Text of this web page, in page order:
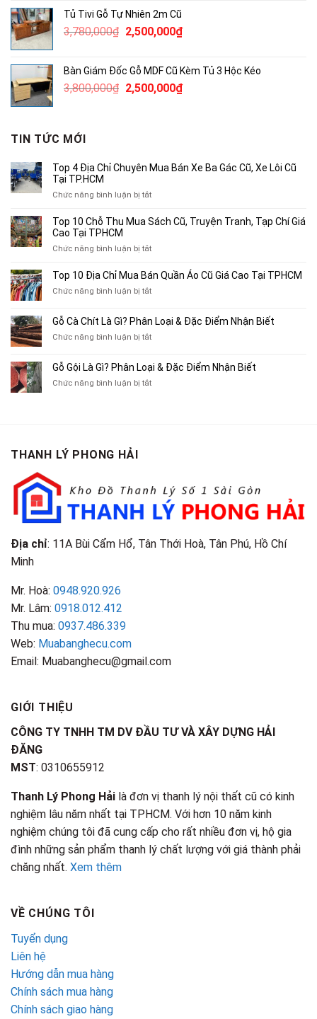
3,450,000₫.
2,000,000₫.
Tủ Tivi Gỗ Tự Nhiên 2m Cũ
3,780,000₫ Giá
3,780,000₫.
2,500,000₫Giá
là:
2,500,000₫.
Bàn Giám Đốc Gỗ MDF Cũ Kèm Tủ 3 Hộc Kéo
3,800,000₫ Giá
2,500,000₫Giá
TIN TỨC MỚI
Top 4 Địa Chỉ Chuyên Mua Bán Xe Ba Gác Cũ, Xe Lôi Cũ
Tại TP.HCM
Chức năng bình luận bị tắtở
4
Bán
Xe
Cũ,
Xe
Cũ
TP.HCM
Top 10 Chỗ Thu Mua Sách Cũ, Truyện Tranh, Tạp Chí Giá
Cao Tại TPHCM
Chức năng bình luận bị tắtở
10
Thu
Sách
Tạp
Chí
Top 10 Địa Chỉ Mua Bán Quần Áo Cũ Giá Cao Tại TPHCM
Chức năng bình luận bị tắtở
Địa
Chỉ
Bán
Áo
Gỗ Cà Chít Là Gì? Phân Loại & Đặc Điểm Nhận Biết
Chức năng bình luận bị tắtở
Chít
Là
Gỗ Gội Là Gì? Phân Loại & Đặc Điểm Nhận Biết
Chức năng bình luận bị tắtở
Điểm
Nhận
Biết
THANH LÝ PHONG HẢI
Địa chỉ: 11A Bùi Cẩm Hổ, Tân Thới Hoà, Tân Phú, Hồ Chí
Minh
Mr. Hoà: 0948.920.926
Mr. Lâm: 0918.012.412
Thu mua: 0937.486.339
Web: Muabanghecu.com
Email: Muabanghecu@gmail.com
GIỚI THIỆU
CÔNG TY TNHH TM DV ĐẦU TƯ VÀ XÂY DỰNG HẢI
ĐĂNG
MST: 0310655912
Thanh Lý Phong Hải là đơn vị thanh lý nội thất cũ có kinh
nghiệm lâu năm nhất tại TPHCM. Với hơn 10 năm kinh
nghiệm chúng tôi đã cung cấp cho rất nhiều đơn vị, hộ gia
đình những sản phẩm thanh lý chất lượng với giá thành phải
chăng nhất. Xem thêm
VỀ CHÚNG TÔI
Tuyển dụng
Liên hệ
Hướng dẫn mua hàng
Chính sách mua hàng
Chính sách giao hàng